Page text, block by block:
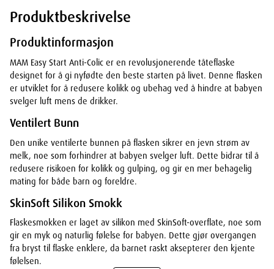
Produktbeskrivelse
Produktinformasjon
MAM Easy Start Anti-Colic er en revolusjonerende tåteflaske
designet for å gi nyfødte den beste starten på livet. Denne flasken
er utviklet for å redusere kolikk og ubehag ved å hindre at babyen
svelger luft mens de drikker.
Ventilert Bunn
Den unike ventilerte bunnen på flasken sikrer en jevn strøm av
melk, noe som forhindrer at babyen svelger luft. Dette bidrar til å
redusere risikoen for kolikk og gulping, og gir en mer behagelig
mating for både barn og foreldre.
SkinSoft Silikon Smokk
Flaskesmokken er laget av silikon med SkinSoft-overflate, noe som
gir en myk og naturlig følelse for babyen. Dette gjør overgangen
fra bryst til flaske enklere, da barnet raskt aksepterer den kjente
følelsen.